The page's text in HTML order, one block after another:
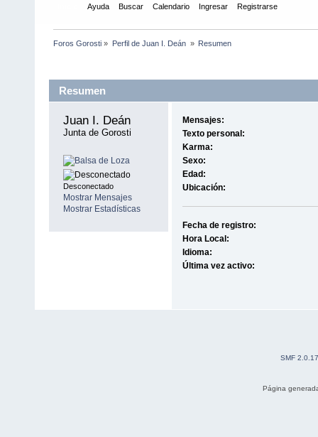
Ayuda Buscar Calendario Ingresar Registrarse
Foros Gorosti » Perfil de Juan I. Deán » Resumen
Resumen
Juan I. Deán
Junta de Gorosti
Desconectado
Mostrar Mensajes
Mostrar Estadísticas
Mensajes:
Texto personal:
Karma:
Sexo:
Edad:
Ubicación:
Fecha de registro:
Hora Local:
Idioma:
Última vez activo:
SMF 2.0.17
Página